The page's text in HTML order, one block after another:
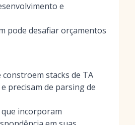
e
pode desafiar orçamentos
constroem stacks de TA
precisam de parsing de
incorporam